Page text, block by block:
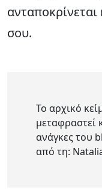
σου.
Το αρχικό
μεταφραστεί
ανάγκες του
από τη: